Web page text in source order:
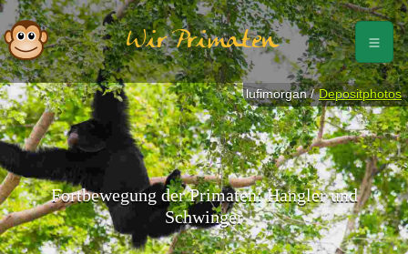
Wir Primaten
Fortbewegung der Primaten: Hangler und
Schwinger
lufimorgan / Depositphotos